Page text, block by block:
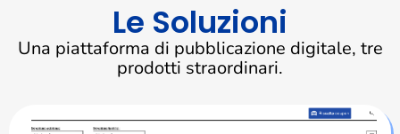
Le Soluzioni
Una piattaforma di pubblicazione digitale, tre
prodotti straordinari.